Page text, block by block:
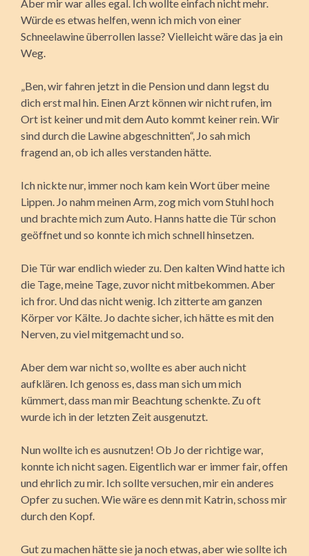
Aber mir war alles egal. Ich wollte einfach nicht mehr.
Würde es etwas helfen, wenn ich mich von einer
Schneelawine überrollen lasse? Vielleicht wäre das ja ein
Weg.
„Ben, wir fahren jetzt in die Pension und dann legst du
dich erst mal hin. Einen Arzt können wir nicht rufen, im
Ort ist keiner und mit dem Auto kommt keiner rein. Wir
sind durch die Lawine abgeschnitten“, Jo sah mich
fragend an, ob ich alles verstanden hätte.
Ich nickte nur, immer noch kam kein Wort über meine
Lippen. Jo nahm meinen Arm, zog mich vom Stuhl hoch
und brachte mich zum Auto. Hanns hatte die Tür schon
geöffnet und so konnte ich mich schnell hinsetzen.
Die Tür war endlich wieder zu. Den kalten Wind hatte ich
die Tage, meine Tage, zuvor nicht mitbekommen. Aber
ich fror. Und das nicht wenig. Ich zitterte am ganzen
Körper vor Kälte. Jo dachte sicher, ich hätte es mit den
Nerven, zu viel mitgemacht und so.
Aber dem war nicht so, wollte es aber auch nicht
aufklären. Ich genoss es, dass man sich um mich
kümmert, dass man mir Beachtung schenkte. Zu oft
wurde ich in der letzten Zeit ausgenutzt.
Nun wollte ich es ausnutzen! Ob Jo der richtige war,
konnte ich nicht sagen. Eigentlich war er immer fair, offen
und ehrlich zu mir. Ich sollte versuchen, mir ein anderes
Opfer zu suchen. Wie wäre es denn mit Katrin, schoss mir
durch den Kopf.
Gut zu machen hätte sie ja noch etwas, aber wie sollte ich